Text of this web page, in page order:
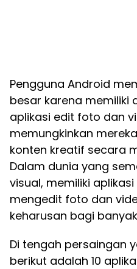
Pengguna Android
besar karena memiliki
aplikasi edit foto dan
memungkinkan
konten kreatif secara
Dalam dunia yang
visual, memiliki
mengedit foto dan
keharusan bagi
Di tengah persaingan
berikut adalah 10